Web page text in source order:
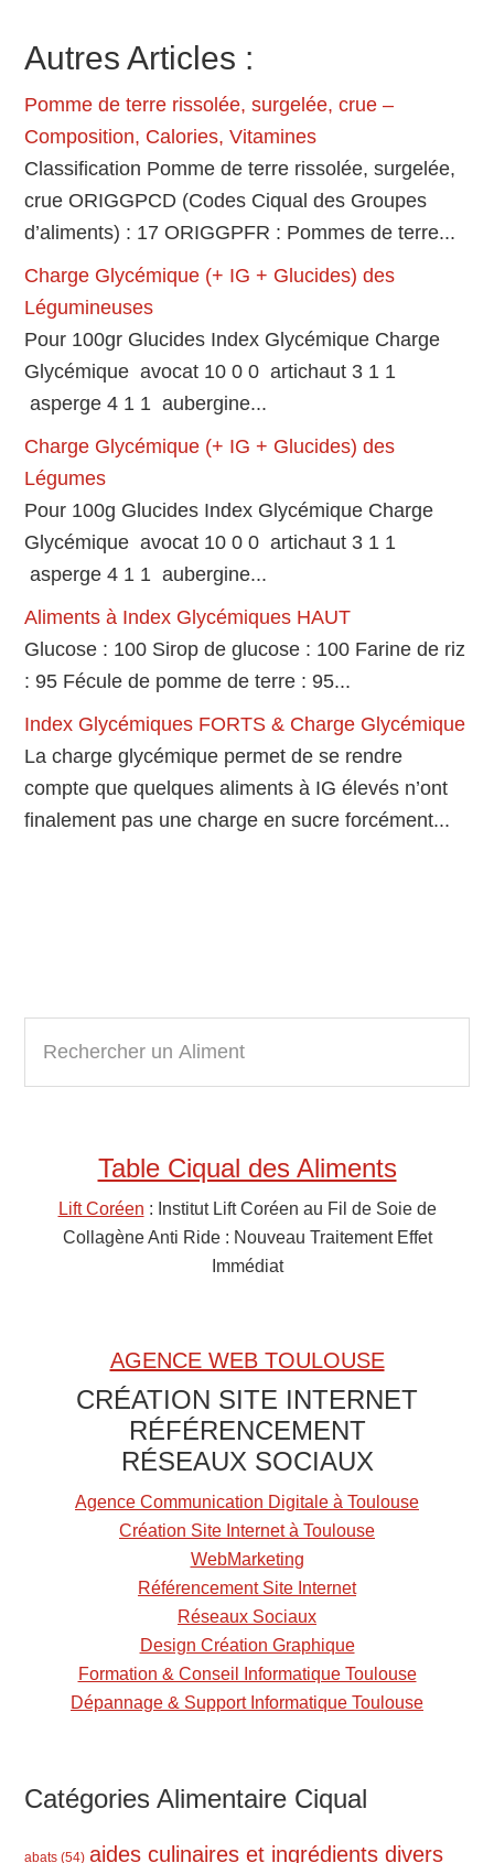
Autres Articles :
Pomme de terre rissolée, surgelée, crue –
Composition, Calories, Vitamines
Classification Pomme de terre rissolée, surgelée,
crue ORIGGPCD (Codes Ciqual des Groupes
d’aliments) : 17 ORIGGPFR : Pommes de terre...
Charge Glycémique (+ IG + Glucides) des
Légumineuses
Pour 100gr Glucides Index Glycémique Charge
Glycémique avocat 10 0 0 artichaut 3 1 1
asperge 4 1 1 aubergine...
Charge Glycémique (+ IG + Glucides) des
Légumes
Pour 100g Glucides Index Glycémique Charge
Glycémique avocat 10 0 0 artichaut 3 1 1
asperge 4 1 1 aubergine...
Aliments à Index Glycémiques HAUT
Glucose : 100 Sirop de glucose : 100 Farine de riz
: 95 Fécule de pomme de terre : 95...
Index Glycémiques FORTS & Charge Glycémique
La charge glycémique permet de se rendre
compte que quelques aliments à IG élevés n’ont
finalement pas une charge en sucre forcément...
Primary
Sidebar
c
Table Ciqual des Aliments
Lift Coréen : Institut Lift Coréen au Fil de Soie de
Collagène Anti Ride : Nouveau Traitement Effet
Immédiat
AGENCE WEB TOULOUSE
CRÉATION SITE INTERNET
RÉFÉRENCEMENT
RÉSEAUX SOCIAUX
Agence Communication Digitale à Toulouse
Création Site Internet à Toulouse
WebMarketing
Référencement Site Internet
Réseaux Sociaux
Design Création Graphique
Formation & Conseil Informatique Toulouse
Dépannage & Support Informatique Toulouse
Catégories Alimentaire Ciqual
abats (54) aides culinaires et ingrédients divers